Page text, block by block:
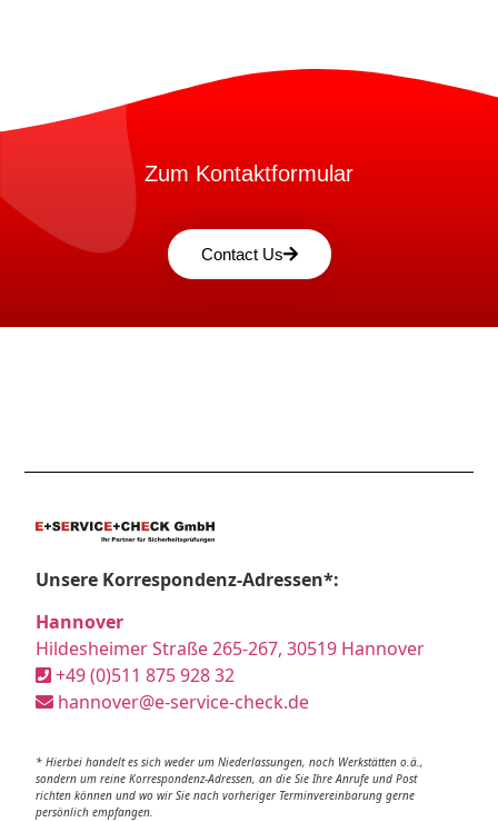
Zum Kontaktformular
Contact Us
Unsere Korrespondenz-Adressen*:
Hannover
Hildesheimer Straße 265-267, 30519 Hannover
+49 (0)511 875 928 32
hannover@e-service-check.de
* Hierbei handelt es sich weder um Niederlassungen, noch Werkstätten o.ä.,
sondern um reine Korrespondenz-Adressen, an die Sie Ihre Anrufe und Post
richten können und wo wir Sie nach vorheriger Terminvereinbarung gerne
persönlich empfangen.